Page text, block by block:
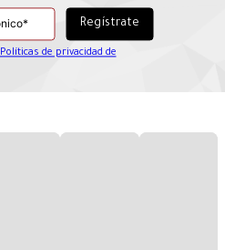
Políticas de privacidad de